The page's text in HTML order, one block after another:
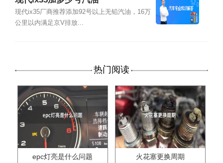
现代ix35厂商推荐添加92号以上无铅汽油，16万
公里以内满足京V排放...
热门阅读
epc灯亮是什么问题 火花塞更换周期